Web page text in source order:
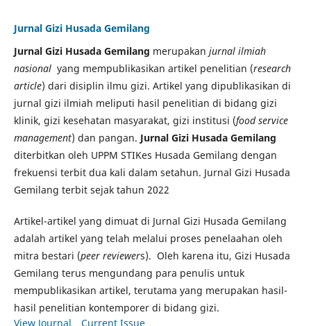
Jurnal Gizi Husada Gemilang
Jurnal Gizi Husada Gemilang merupakan jurnal ilmiah
nasionalyang mempublikasikan artikel penelitian (research
article) dari disiplin ilmu gizi. Artikel yang dipublikasikan di
jurnal gizi ilmiah meliputi hasil penelitian di bidang gizi
klinik, gizi kesehatan masyarakat, gizi institusi (food service
management) dan pangan. Jurnal Gizi Husada Gemilang
diterbitkan oleh UPPM STIKes Husada Gemilang dengan
frekuensi terbit dua kali dalam setahun. Jurnal Gizi Husada
Gemilang terbit sejak tahun 2022
Artikel-artikel yang dimuat di Jurnal Gizi Husada Gemilang
adalah artikel yang telah melalui proses penelaahan oleh
mitra bestari (peer reviewers). Oleh karena itu, Gizi Husada
Gemilang terus mengundang para penulis untuk
mempublikasikan artikel, terutama yang merupakan hasil-
hasil penelitian kontemporer di bidang gizi.
View Journal
Current Issue